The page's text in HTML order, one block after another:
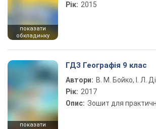
показати
обкладинку
Рік: 2015
показати
ГДЗ Географія 9 клас
Автори: В. М. Бойко, І. Л.
Рік: 2017
Опис: Зошит для